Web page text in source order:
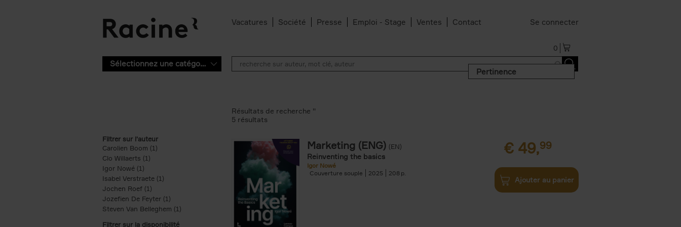
Vacatures Société Presse Emploi - Stage Ventes Contact Se connecter
0
Sélectionnez une catégorie
Pertinence
Filtrer sur l'auteur
Carolien Boom (1)
Clo Willaerts (1)
Igor Nowé (1)
Isabel Verstraete (1) Apply Isabel Verstraete filter
Jochen Roef (1)
Jozefien De Feyter (1) Apply Jozefien De Feyter filter
Steven Van Belleghem (1) Apply Steven Van Belleghem filter
Filtrer sur la disponibilité
Résultats de recherche ''
5 résultats
Marketing (ENG) (EN)
Reinventing the basics
Igor Nowé
Couverture souple
2025 208
€ 49,99
Ajouter au panier